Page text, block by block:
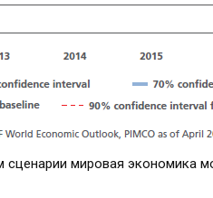
сценарии мировая экономика